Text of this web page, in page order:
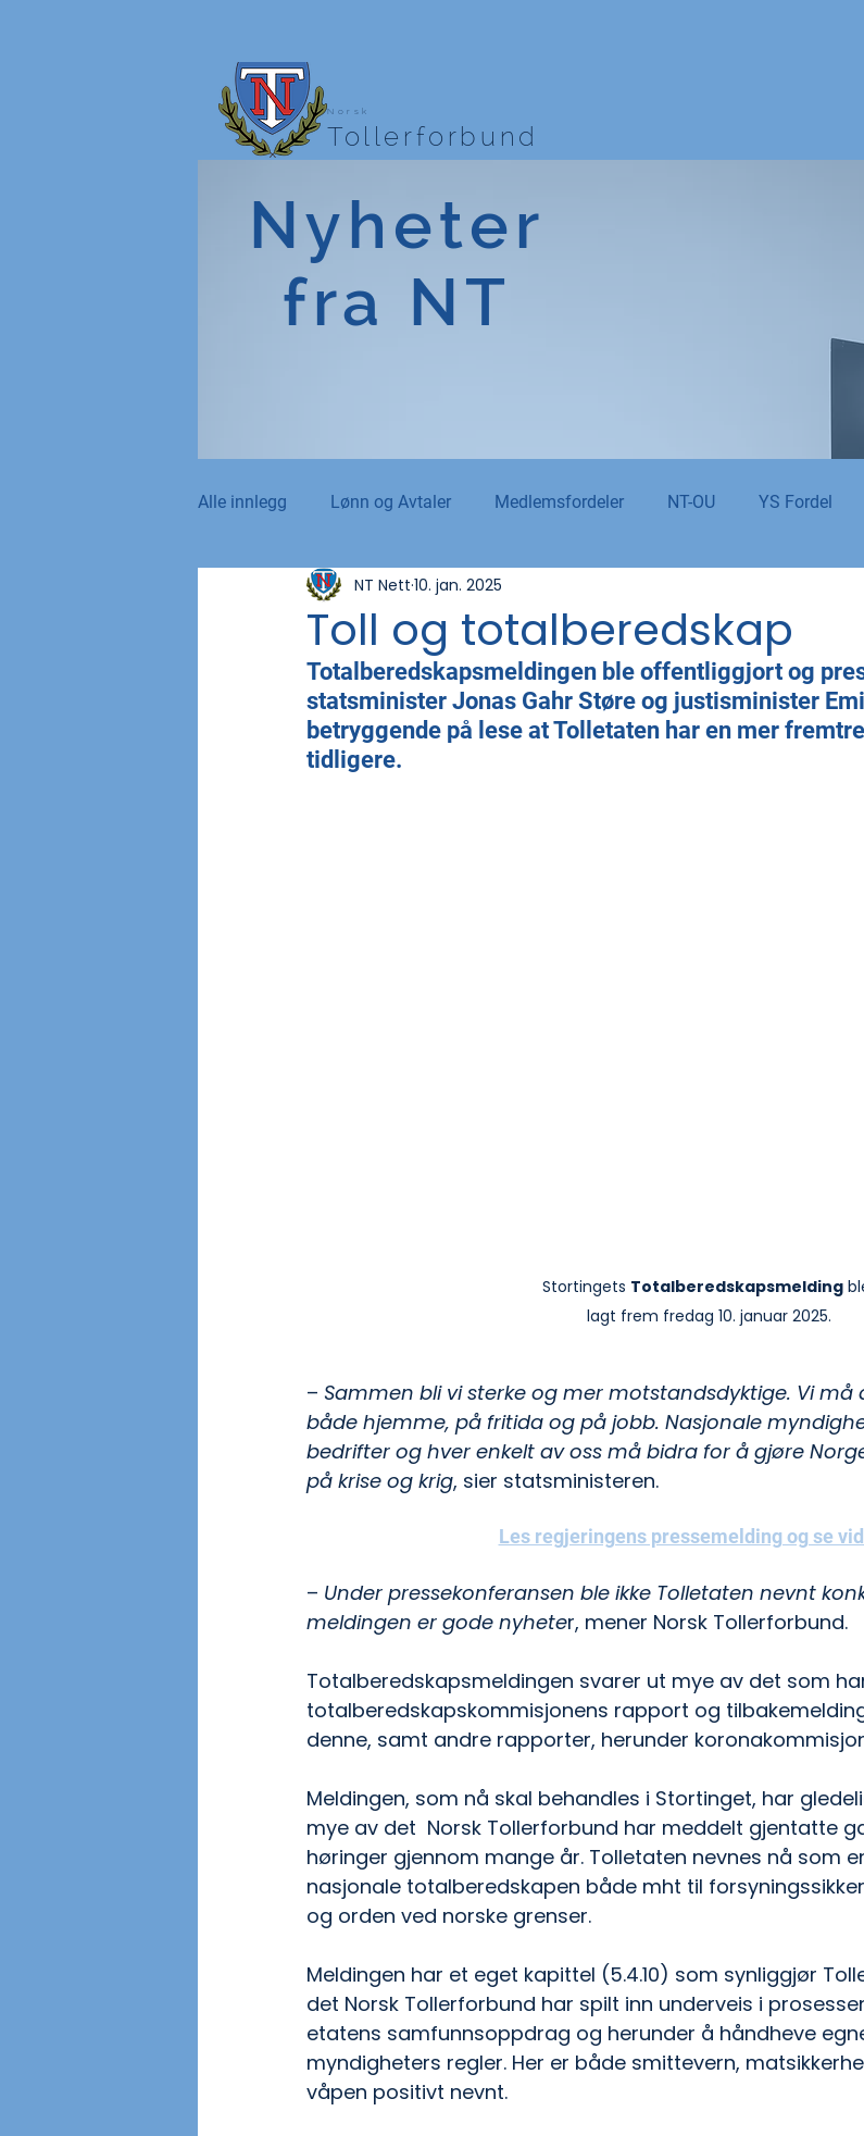
Norsk
Tollerforbund
Nyheter
fra NT
Alle innlegg Lønn og Avtaler Medlemsfordeler NT-OU YS Fordel
Norsk Tollblad Kurs og Utdanning
Internasjonalt Andre nyheter Budsjett og økonomi Pensjon og
NTO og UFE Teknologi, IT og AI
Toll og totalberedskap
NT Nett 10. jan. 2025
Totalberedskapsmeldingen ble offentliggjort og
statsminister Jonas Gahr Støre og justisminister
betryggende på lese at Tolletaten har en mer
tidligere.
Stortingets Totalberedskapsmelding
lagt frem fredag 10. januar 2025.
– Sammen bli vi sterke og mer motstandsdyktige. Vi må
både hjemme, på fritida og på jobb. Nasjonale
bedrifter og hver enkelt av oss må bidra for å gjøre
på krise og krig, sier statsministeren.
Les regjeringens pressemelding og se
– Under pressekonferansen ble ikke Tolletaten nevnt
meldingen er gode nyheter, mener Norsk Tollerforbund.
Totalberedskapsmeldingen svarer ut mye av det som
totalberedskapskommisjonens rapport og
denne, samt andre rapporter, herunder
Meldingen, som nå skal behandles i Stortinget, har
mye av det  Norsk Tollerforbund har meddelt gjentatte
høringer gjennom mange år. Tolletaten nevnes nå som
nasjonale totalberedskapen både mht til
og orden ved norske grenser.
Meldingen har et eget kapittel (5.4.10) som synliggjør
det Norsk Tollerforbund har spilt inn underveis i
etatens samfunnsoppdrag og herunder å håndheve
myndigheters regler. Her er både smittevern,
våpen positivt nevnt.